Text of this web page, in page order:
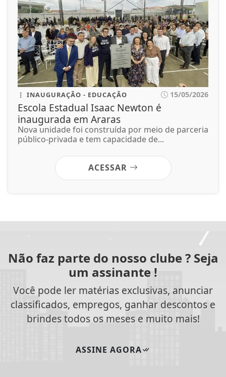
INAUGURAÇÃO - EDUCAÇÃO 15/05/2026
Escola Estadual Isaac Newton é
inaugurada em Araras
Nova unidade foi construída por meio de parceria
público-privada e tem capacidade de...
ACESSAR
Não faz parte do nosso clube ? Seja
um assinante !
Você pode ler matérias exclusivas, anunciar
classificados, empregos, ganhar descontos e
brindes todos os meses e muito mais!
ASSINE AGORA